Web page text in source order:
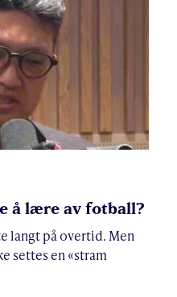
å lære av fotball?
langt på overtid. Men
settes en «stram